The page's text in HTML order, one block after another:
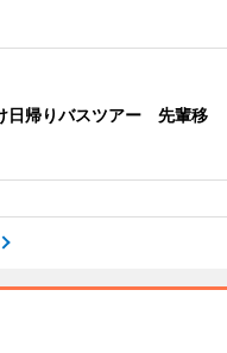
日帰りバスツアー 先輩移